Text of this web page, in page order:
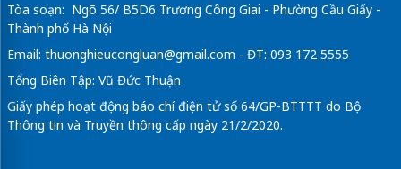
Tòa soạn: Ngõ 56/ B5D6 Trương Công Giai - Phường Cầu Giấy -
Thành phố Hà Nội
Email: thuonghieucongluan@gmail.com - ĐT: 093 172 5555
Tổng Biên Tập: Vũ Đức Thuận
Giấy phép hoạt động báo chí điện tử số 64/GP-BTTTT do Bộ
Thông tin và Truyền thông cấp ngày 21/2/2020.